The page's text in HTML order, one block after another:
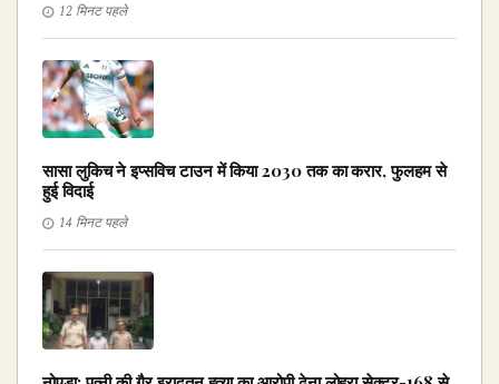
12 मिनट पहले
सासा लुकिच ने इप्सविच टाउन में किया 2030 तक का करार, फुलहम से
हुई विदाई
14 मिनट पहले